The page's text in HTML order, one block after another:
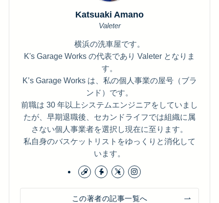
Katsuaki Amano
Valeter
横浜の洗車屋です。
K's Garage Works の代表であり Valeter となりま
す。
K’s Garage Works は、私の個人事業の屋号（ブラ
ンド）です。
前職は 30 年以上システムエンジニアをしていまし
たが、早期退職後、セカンドライフでは組織に属
さない個人事業者を選択し現在に至ります。
私自身のバスケットリストをゆっくりと消化して
います。
この著者の記事一覧へ